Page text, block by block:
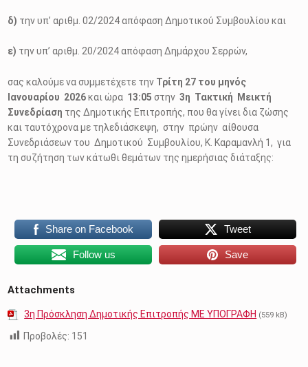
δ) την υπ’ αριθμ. 02/2024 απόφαση Δημοτικού Συμβουλίου και
ε) την υπ’ αριθμ. 20/2024 απόφαση Δημάρχου Σερρών,
σας καλούμε να συμμετέχετε την Τρίτη 27 του μηνός
Ιανουαρίου 2026και ώρα 13:05στην3η Τακτική Μεικτή
Συνεδρίαση της Δημοτικής Επιτροπής, που θα γίνει δια ζώσης
και ταυτόχρονα με τηλεδιάσκεψη, στην πρώην αίθουσα
Συνεδριάσεων του Δημοτικού Συμβουλίου, Κ. Καραμανλή 1, για
τη συζήτηση των κάτωθι θεμάτων της ημερήσιας διάταξης:
Share on Facebook Tweet
Follow us Save
Attachments
3η Πρόσκληση Δημοτικής Επιτροπής ΜΕ ΥΠΟΓΡΑΦΗ (559 kB)
Προβολές: 151